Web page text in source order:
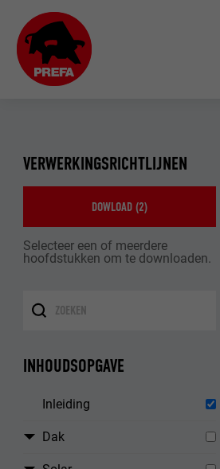
VERWERKINGSRICHTLIJNEN
DOWLOAD (2)
Selecteer een of meerdere
hoofdstukken om te downloaden.
INHOUDSOPGAVE
Inleiding
Dak